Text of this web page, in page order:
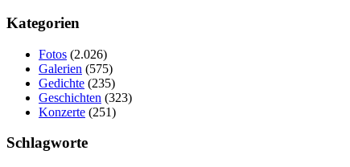
Kategorien
Fotos (2.026)
Galerien (575)
Gedichte (235)
Geschichten (323)
Konzerte (251)
Schlagworte